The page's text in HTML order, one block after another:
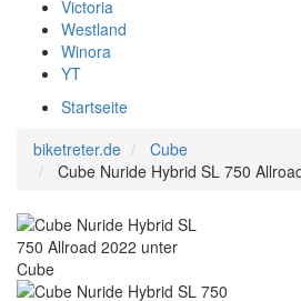
Victoria
Westland
Winora
YT
Startseite
biketreter.de
Cube
Cube Nuride Hybrid SL 750